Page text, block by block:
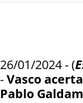
26/01/2024 - (
-Vasco
Pablo